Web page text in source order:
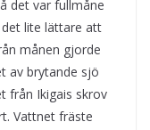
det var fullmåne
lite lättare att
månen gjorde
av brytande sjö
från Ikigais skrov
Vattnet fräste